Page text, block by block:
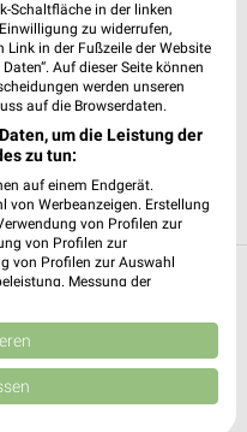
bei neuen Prospekten
planen
SPAREN!
Stadtsteinach
Schaltfläche in der linken
zu widerrufen,
Link in der Fußzeile der Website
Auf dieser Seite können
werden unseren
auf die Browserdaten.
um die Leistung der
zu tun:
auf einem Endgerät.
von Werbeanzeigen. Erstellung
von Profilen zur
von Profilen zur
von Profilen zur Auswahl
Messung der
Quellen. Entwicklung und
Daten zur Auswahl
weitergegeben und in die